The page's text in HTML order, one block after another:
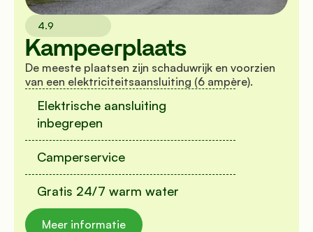
4.9
Kampeerplaats
De meeste plaatsen zijn schaduwrijk en voorzien
van een elektriciteitsaansluiting (6 ampère).
Elektrische aansluiting
inbegrepen
Camperservice
Gratis 24/7 warm water
Meer informatie